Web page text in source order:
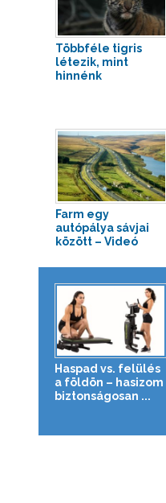
Többféle tigris
létezik, mint
hinnénk
Farm egy
autópálya sávjai
között – Videó
Haspad vs. felülés
a földön – hasizom
biztonságosan ...